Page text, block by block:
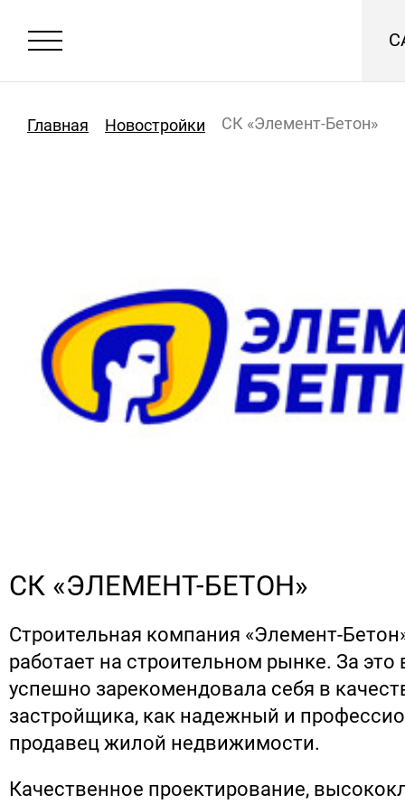
Главная Новостройки СК «Элемент-Бетон»
СК «ЭЛЕМЕНТ-БЕТОН»
Строительная компания «Элемент-
работает на строительном рынке. За это
успешно зарекомендовала себя в
застройщика, как надежный и
продавец жилой недвижимости.
Качественное проектирование,